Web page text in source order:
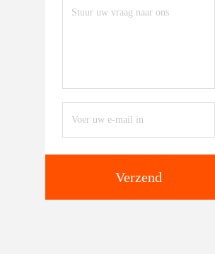
Verzend